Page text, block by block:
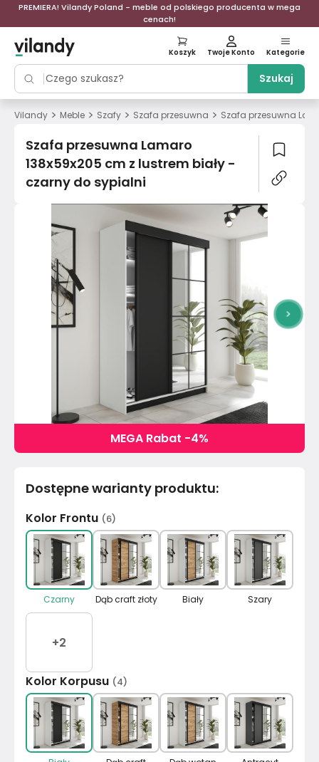
PREMIERA! Vilandy Poland - meble od polskiego producenta w mega
cenach!
Szukaj
Koszyk Twoje Konto Kategorie
Vilandy > Meble > Szafy > Szafa przesuwna > Szafa przesuwna
Szafa przesuwna Lamaro
138x59x205 cm z lustrem biały -
czarny do sypialni
>
MEGA Rabat -4%
Dostępne warianty produktu:
Kolor Frontu (6)
Czarny Dąb craft złoty Biały Szary
+2
Kolor Korpusu (4)